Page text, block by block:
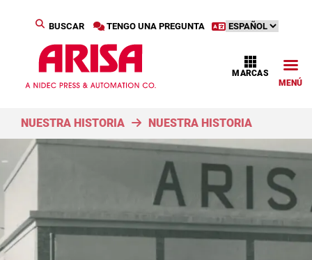
TENGO UNA PREGUNTA
BUSCAR
MENÚ
MARCAS
NUESTRA HISTORIA NUESTRA HISTORIA